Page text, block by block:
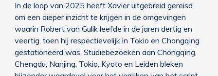
In de loop van 2025 heeft Xavier uitgebreid gereisd
om een dieper inzicht te krijgen in de omgevingen
waarin Robert van Gulik leefde in de jaren dertig en
veertig, toen hij respectievelijk in Tokio en Chongqing
gestationeerd was. Studiebezoeken aan Chongqing,
Chengdu, Nanjing, Tokio, Kyoto en Leiden bleken